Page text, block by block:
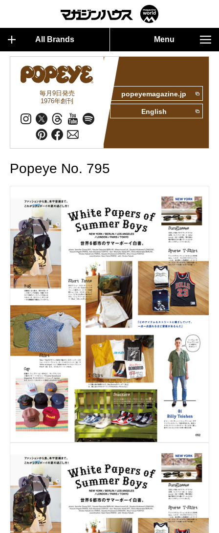
All Brands Menu
毎月9日発売
1976年創刊
popeyemagazine.jp
English
Popeye No. 795